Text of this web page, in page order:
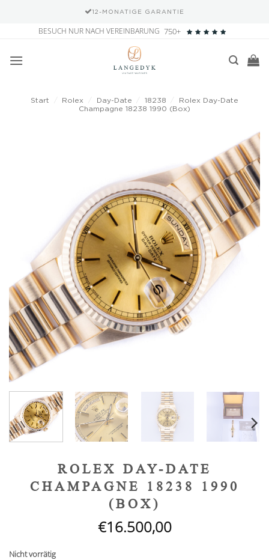
12-MONATIGE GARANTIE
springen
BESUCH NUR NACH VEREINBARUNG 750+
Start Rolex Day-Date 18238
Rolex Day-Date
Champagne 18238 1990 (Box)
Add to
wishlist
ROLEX DAY-DATE
CHAMPAGNE 18238 1990
(BOX)
€16.500,00
Nicht vorrätig